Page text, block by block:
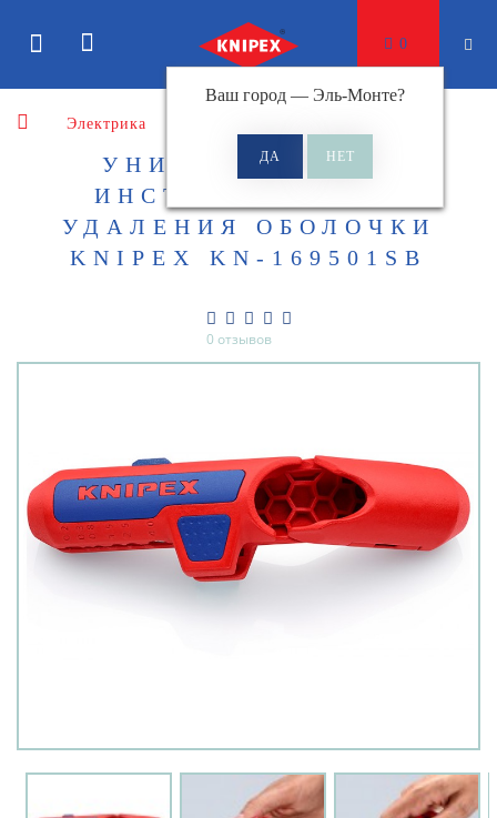
Ваш город — Эль-Монте?
0
Электрика
УНИВЕРСАЛЬНЫЙ
ИНСТРУМЕНТ ДЛЯ
УДАЛЕНИЯ ОБОЛОЧКИ
KNIPEX KN-169501SB
0 отзывов